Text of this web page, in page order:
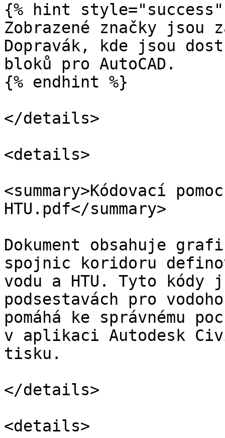
{% hint style="success"
Zobrazené značky jsou
Dopravák, kde jsou
bloků pro AutoCAD.
{% endhint %}
</details>
<details>
<summary>Kódovací
HTU.pdf</summary>
Dokument obsahuje
spojnic koridoru
vodu a HTU. Tyto kódy
podsestavách pro
pomáhá ke správnému
v aplikaci Autodesk
tisku.
</details>
<details>